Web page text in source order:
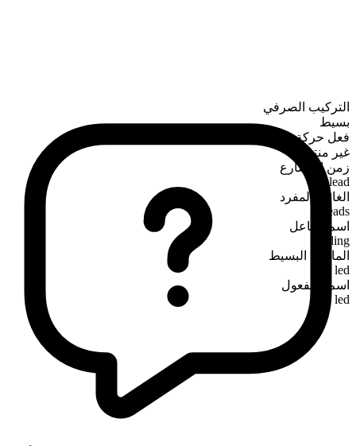
التركيب الصرفي
بسيط
فعل حركة
غير منتظم
زمن المضارع
lead
الغائب المفرد
leads
اسم الفاعل
leading
الماضي البسيط
led
اسم المفعول
led